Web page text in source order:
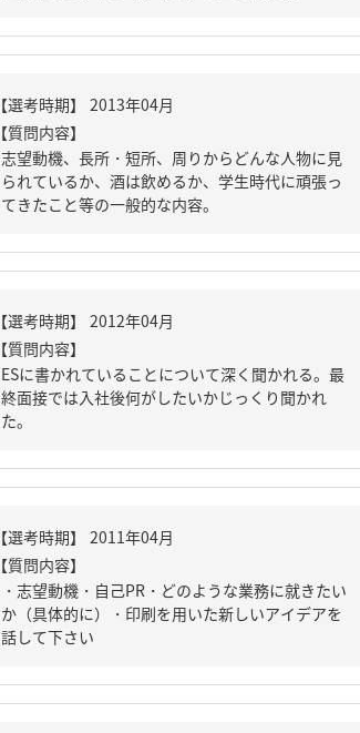
【質問内容】
志望動機、長所・短所、周りからどんな人物に見
られているか、酒は飲めるか、学生時代に頑張っ
てきたこと等の一般的な内容。
【質問内容】
ESに書かれていることについて深く聞かれる。最
終面接では入社後何がしたいかじっくり聞かれ
た。
【質問内容】
・志望動機・自己PR・どのような業務に就きたい
か（具体的に）・印刷を用いた新しいアイデアを
話して下さい